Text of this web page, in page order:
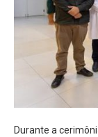
Durante a